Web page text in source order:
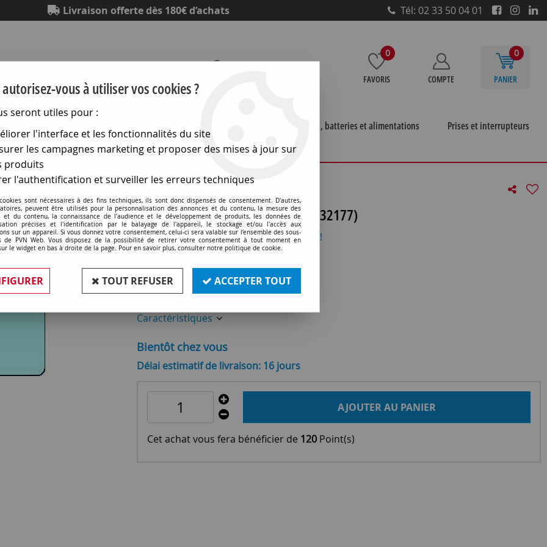
Livraison offerte dès 180€ d’achats Tél: 02 33 50 04 01
0
FAVORIS COMPTE
0
PANIER
Piles, batteries et alimentations
Prises et interrupteurs
120v 150w fltm dep (132177)
E27 32x105 120v 150w fltm dep (132177)
Soyez le premier à donner votre avis !
12,90 €TTC
Réf. :OR132177
Caractéristiques
Bientôt chez vous
Délai estimatif de livraison: 16 jours
AJOUTER AU PANIER
Cet achat vous fera bénéficier de 120 Point(s)
vous à utiliser vos cookies ?
seront utiles pour :
l'interface et les fonctionnalités du site
les campagnes marketing et proposer des mises à jour sur
produits
l'authentification et surveiller les erreurs techniques
sont nécessaires à des fins techniques, ils sont donc dispensés de consentement. D'autres,
peuvent être utilisés pour la personnalisation des annonces et du contenu, la mesure des
et du contenu, la connaissance de l'audience et le développement de produits, les données de
précises et l'identification par le balayage de l'appareil, le stockage et/ou l'accès aux
sur un appareil. Si vous donnez votre consentement, celui-ci sera valable sur l’ensemble des sous-
de PVN Web. Vous disposez de la possibilité de retirer votre consentement à tout moment en
le widget en bas à droite de la page. Pour en savoir plus, consulter notre politique de cookie.
TOUT REFUSER ACCEPTER TOUT